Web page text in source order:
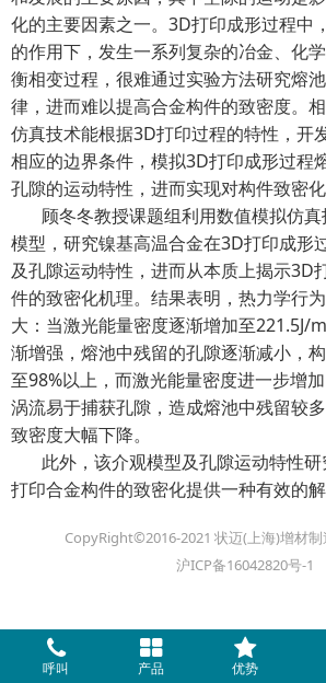
化的主要因素之一。3D打印成形过程中
的作用下，发生一系列复杂的冶金、化
衡相变过程，很难通过实验方法研究熔
律，进而难以提高合金构件的致密度。
仿真技术能根据3D打印过程的特性，开
相应的边界条件，模拟3D打印成形过程
孔隙的运动特性，进而实现对构件致密化
顾冬冬教授课题组利用数值模拟仿真
模型，研究镍基高温合金在3D打印成形
及孔隙运动特性，进而从本质上揭示3D
件的致密化机理。结果表明，热力学行
大：当激光能量密度逐渐增加至
渐增强，熔池中残留的孔隙逐渐减小，
至98%以上，而激光能量密度进一步增
涡流易于捕获孔隙，造成熔池中残留较
致密度大幅下降。
此外，该介观模型及孔隙运动特性研
打印合金构件的致密化提供一种有效的解
CopyRight©2016-2021 状迈(上海)增材
沪ICP备16042820号-1
呼叫 产品 优势